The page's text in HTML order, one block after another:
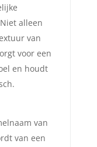
alleen
van
voor een
en houdt
van
van een